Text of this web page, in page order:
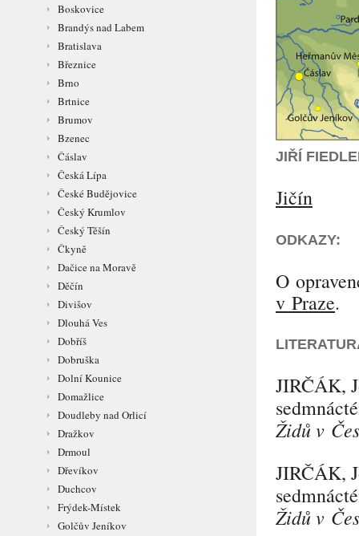
Boskovice
Brandýs nad Labem
Bratislava
Březnice
Brno
Brtnice
Brumov
Bzenec
Čáslav
Česká Lípa
České Budějovice
Český Krumlov
Český Těšín
Čkyně
Dačice na Moravě
Děčín
Divišov
Dlouhá Ves
Dobříš
Dobruška
Dolní Kounice
Domažlice
Doudleby nad Orlicí
Dražkov
Drmoul
Dřevíkov
Duchcov
Frýdek-Místek
Golčův Jeníkov
JIŘÍ
Jičín
ODKAZY:
O
v Praze.
JIRČÁK,
Židů v
JIRČÁK,
Židů v